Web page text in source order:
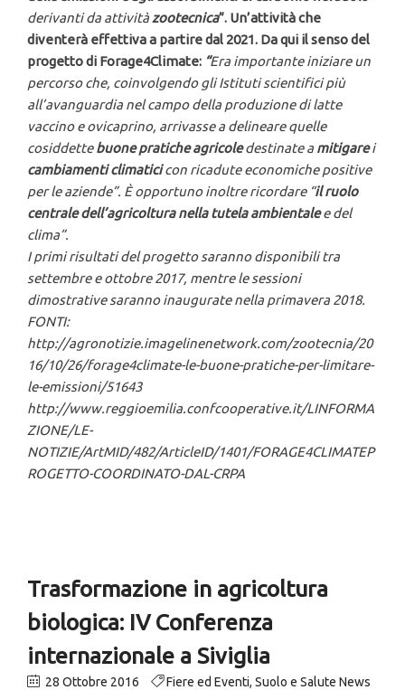
derivanti da attività zootecnica”. Un’attività che
diventerà effettiva a partire dal 2021. Da qui il senso del
progetto di Forage4Climate: “Era importante iniziare un
percorso che, coinvolgendo gli Istituti scientifici più
all’avanguardia nel campo della produzione di latte
vaccino e ovicaprino, arrivasse a delineare quelle
cosiddettebuone pratiche agricoledestinate a mitigarei
cambiamenti climaticicon ricadute economiche positive
per le aziende”. È opportuno inoltre ricordare “il ruolo
centrale dell’agricoltura nella tutela ambientalee del
clima”.
I primi risultati del progetto saranno disponibili tra
settembre e ottobre 2017, mentre le sessioni
dimostrative saranno inaugurate nella primavera 2018.
FONTI:
http://agronotizie.imagelinenetwork.com/zootecnia/20
16/10/26/forage4climate-le-buone-pratiche-per-limitare-
le-emissioni/51643
http://www.reggioemilia.confcooperative.it/LINFORMA
ZIONE/LE-
NOTIZIE/ArtMID/482/ArticleID/1401/FORAGE4CLIMATEP
ROGETTO-COORDINATO-DAL-CRPA
Trasformazione in agricoltura
biologica: IV Conferenza
internazionale a Siviglia
28 Ottobre 2016 Fiere ed Eventi, Suolo e Salute News